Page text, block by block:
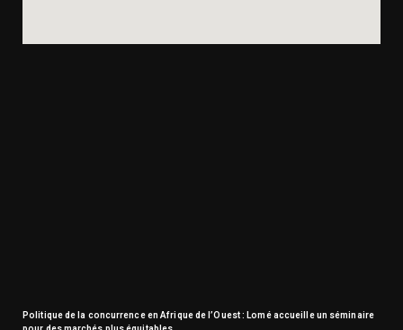
Politique de la concurrence en Afrique de l’Ouest : Lomé accueille un séminaire